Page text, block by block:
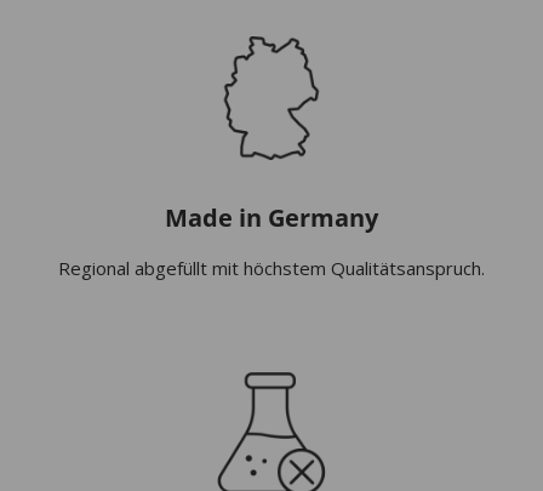
Made in Germany
Regional abgefüllt mit höchstem Qualitätsanspruch.